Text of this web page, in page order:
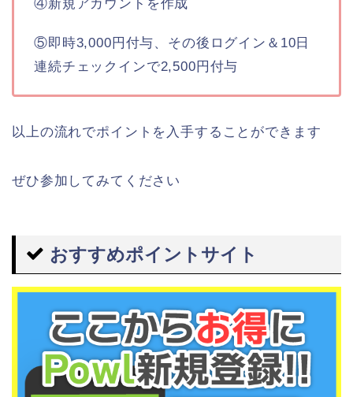
④新規アカウントを作成
⑤即時3,000円付与、その後ログイン＆10日
連続チェックインで2,500円付与
以上の流れでポイントを入手することができます
ぜひ参加してみてください
おすすめポイントサイト